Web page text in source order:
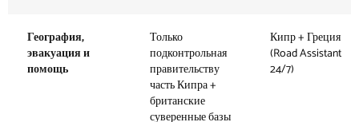
География,
эвакуация и
помощь
Только
подконтрольная
правительству
часть Кипра +
британские
суверенные базы
Кипр + Греция
(Road Assistant
24/7)